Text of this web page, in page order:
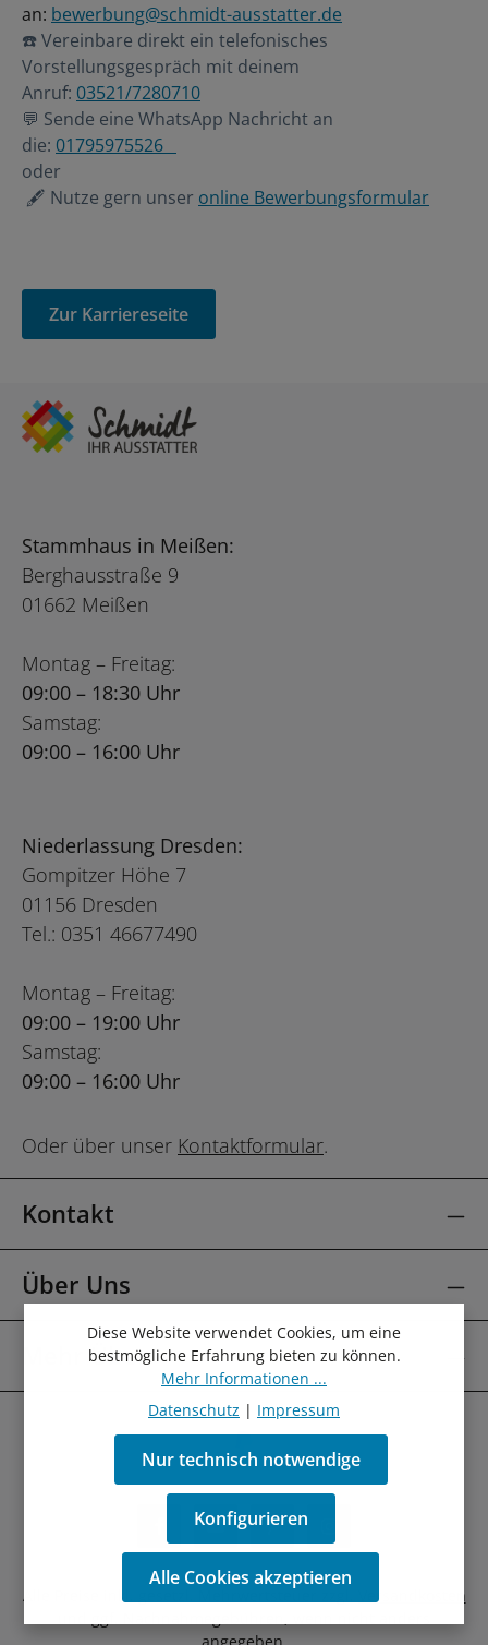
an: bewerbung@schmidt-ausstatter.de
☎️ Vereinbare direkt ein telefonisches
Vorstellungsgespräch mit deinem
Anruf: 03521/7280710
💬 Sende eine WhatsApp Nachricht an
die: 01795975526
oder
🖋️ Nutze gern unser online Bewerbungsformular
Zur Karriereseite
Stammhaus in Meißen:
Berghausstraße 9
01662 Meißen
Montag – Freitag:
09:00 – 18:30 Uhr
Samstag:
09:00 – 16:00 Uhr
Niederlassung Dresden:
Gompitzer Höhe 7
01156 Dresden
Tel.: 0351 46677490
Montag – Freitag:
09:00 – 19:00 Uhr
Samstag:
09:00 – 16:00 Uhr
Oder über unser Kontaktformular.
Kontakt
Über Uns
Mehr Über
Alle Preise inkl. gesetzl. Mehrwertsteuer zzgl.
Versandkosten
Diese Website verwendet Cookies, um eine
bestmögliche Erfahrung bieten zu können.
Mehr Informationen ...
Datenschutz | Impressum
Nur technisch notwendige
Konfigurieren
Alle Cookies akzeptieren